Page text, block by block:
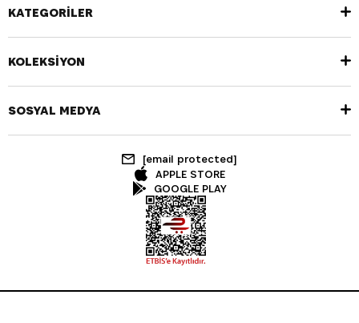
KATEGORİLER
KOLEKSİYON
SOSYAL MEDYA
[email protected]
APPLE STORE
GOOGLE PLAY